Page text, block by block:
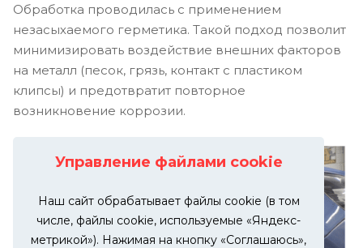
Управление файлами cookie
Наш сайт обрабатывает файлы cookie (в том
числе, файлы cookie, используемые «Яндекс-
метрикой»). Нажимая на кнопку «Соглашаюсь»,
Обработка проводилась с применением
незасыхаемого герметика. Такой подход позволит
минимизировать воздействие внешних факторов
на металл (песок, грязь, контакт с пластиком
клипсы) и предотвратит повторное
возникновение коррозии.